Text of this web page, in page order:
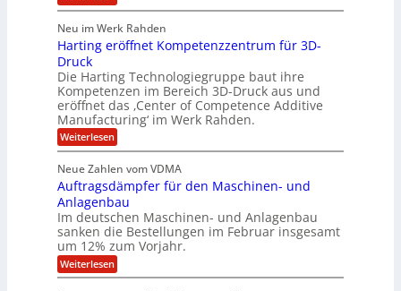
b
e
r
ä
l
t
6
5
M
i
l
l
i
o
n
l
e
s
n
g
i
n
e
r
i
n
g
f
ü
r
l
r
i
e
r
s
i
o
n
3
.
2
o
p
ü
b
r
n
i
m
m
t
A
p
s
o
l
u
t
T
o
m
S
a
u
e
r
e
s
i
w
i
r
d
C
h
Neu im Werk Rahden
Harting eröffnet Kompetenzzentrum für 3D-
Druck
Die Harting Technologiegruppe baut ihre
Kompetenzen im Bereich 3D-Druck aus und
eröffnet das ‚Center of Competence Additive
Manufacturing‘ im Werk Rahden.
Weiterlesen:
H
r
t
i
n
g
e
r
ö
f
Neue Zahlen vom VDMA
Auftragsdämpfer für den Maschinen- und
Anlagenbau
Im deutschen Maschinen- und Anlagenbau
sanken die Bestellungen im Februar insgesamt
um 12% zum Vorjahr.
Weiterlesen:
A